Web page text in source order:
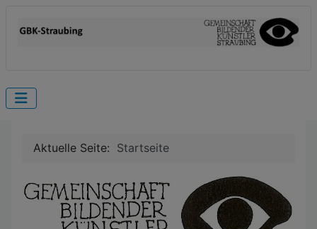
Aktuelle Seite: Startseite